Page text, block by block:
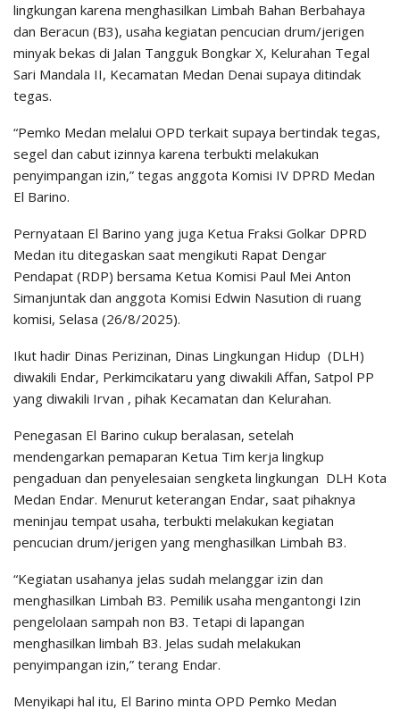
lingkungan karena menghasilkan Limbah Bahan Berbahaya
dan Beracun (B3), usaha kegiatan pencucian drum/jerigen
minyak bekas di Jalan Tangguk Bongkar X, Kelurahan Tegal
Sari Mandala II, Kecamatan Medan Denai supaya ditindak
tegas.
“Pemko Medan melalui OPD terkait supaya bertindak tegas,
segel dan cabut izinnya karena terbukti melakukan
penyimpangan izin,” tegas anggota Komisi IV DPRD Medan
El Barino.
Pernyataan El Barino yang juga Ketua Fraksi Golkar DPRD
Medan itu ditegaskan saat mengikuti Rapat Dengar
Pendapat (RDP) bersama Ketua Komisi Paul Mei Anton
Simanjuntak dan anggota Komisi Edwin Nasution di ruang
komisi, Selasa (26/8/2025).
Ikut hadir Dinas Perizinan, Dinas Lingkungan Hidup (DLH)
diwakili Endar, Perkimcikataru yang diwakili Affan, Satpol PP
yang diwakili Irvan , pihak Kecamatan dan Kelurahan.
Penegasan El Barino cukup beralasan, setelah
mendengarkan pemaparan Ketua Tim kerja lingkup
pengaduan dan penyelesaian sengketa lingkungan DLH Kota
Medan Endar. Menurut keterangan Endar, saat pihaknya
meninjau tempat usaha, terbukti melakukan kegiatan
pencucian drum/jerigen yang menghasilkan Limbah B3.
“Kegiatan usahanya jelas sudah melanggar izin dan
menghasilkan Limbah B3. Pemilik usaha mengantongi Izin
pengelolaan sampah non B3. Tetapi di lapangan
menghasilkan limbah B3. Jelas sudah melakukan
penyimpangan izin,” terang Endar.
Menyikapi hal itu, El Barino minta OPD Pemko Medan